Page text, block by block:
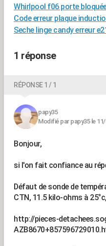
Whirlpool f06 porte
Code erreur plaque
Seche linge candy erreur
1 réponse
RÉPONSE 1 / 1
papy35
Modifié par papy35 le
Bonjour,
si l'on fait confiance au
Défaut de sonde de
CTN, 11.5 kilo-ohms à
http://pieces-